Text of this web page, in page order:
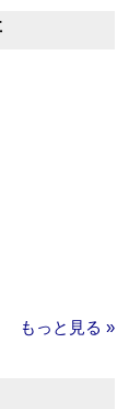
もっと見る »